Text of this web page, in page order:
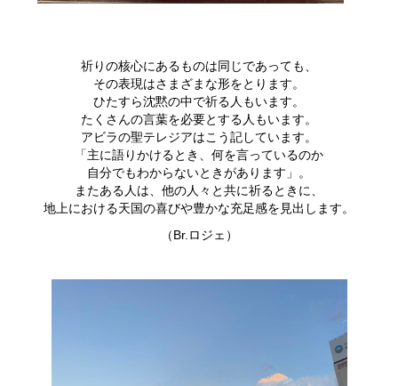
祈りの核心にあるものは同じであっても、
その表現はさまざまな形をとります。
ひたすら沈黙の中で祈る人もいます。
たくさんの言葉を必要とする人もいます。
アビラの聖テレジアはこう記しています。
「主に語りかけるとき、何を言っているのか
自分でもわからないときがあります」。
またある人は、他の人々と共に祈るときに、
地上における天国の喜びや豊かな充足感を見出します。
（Br.ロジェ）